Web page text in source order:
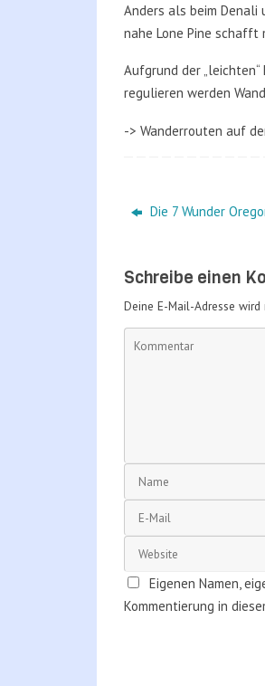
Anders als beim Denali
nahe Lone Pine schafft
Aufgrund der
regulieren werden
-> Wanderrouten auf
Die 7 Wunder
Schreibe einen
Deine E-Mail-Adresse
Eigenen Namen,
Kommentierung in